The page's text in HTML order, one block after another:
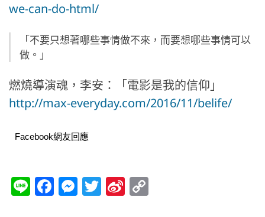
we-can-do-html/
「不要只想著哪些事情做不來，而要想哪些事情可以
做。」
燃燒導演魂，李安：「電影是我的信仰」
http://max-everyday.com/2016/11/belife/
Facebook網友回應
Li F M T Si